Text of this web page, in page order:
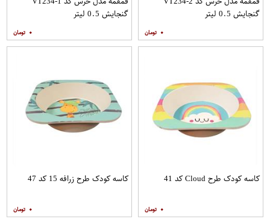
گنجایش 0.5 لیتر
۰
گنجایش 0.5 لیتر
۰
کاسه کودک طرح Cloud کد 41
۰
کاسه کودک طرح زرافه 15 کد 47
۰